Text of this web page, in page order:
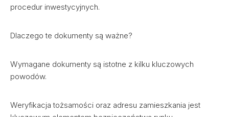
procedur inwestycyjnych.
Dlaczego te dokumenty są ważne?
Wymagane dokumenty są istotne z kilku kluczowych
powodów.
Weryfikacja tożsamości oraz adresu zamieszkania jest